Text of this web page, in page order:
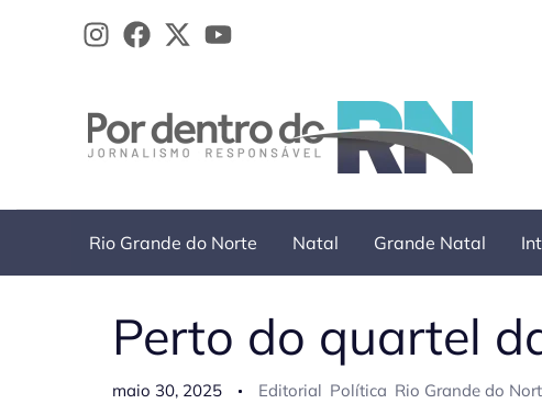
Rio Grande do Norte Natal Grande Natal
Perto do quartel
maio 30, 2025 Editorial Política Rio Grande do